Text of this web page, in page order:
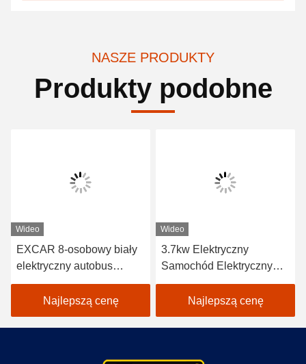
NASZE PRODUKTY
Produkty podobne
Wideo
EXCAR 8-osobowy biały
elektryczny autobus
turystyczny z ładowarką
17AH, nadający się do
obszarów miejskich i
kurortów
Najlepszą cenę
Wideo
3.7kw Elektryczny
Samochód Elektryczny
Samochód Zwiedzanie 8
Seat White Electric
Shuttle Bus
Najlepszą cenę